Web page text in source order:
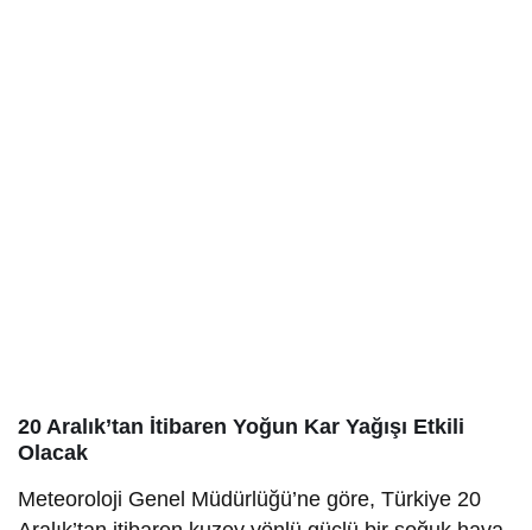
20 Aralık’tan İtibaren Yoğun Kar Yağışı Etkili
Olacak
Meteoroloji Genel Müdürlüğü’ne göre, Türkiye 20